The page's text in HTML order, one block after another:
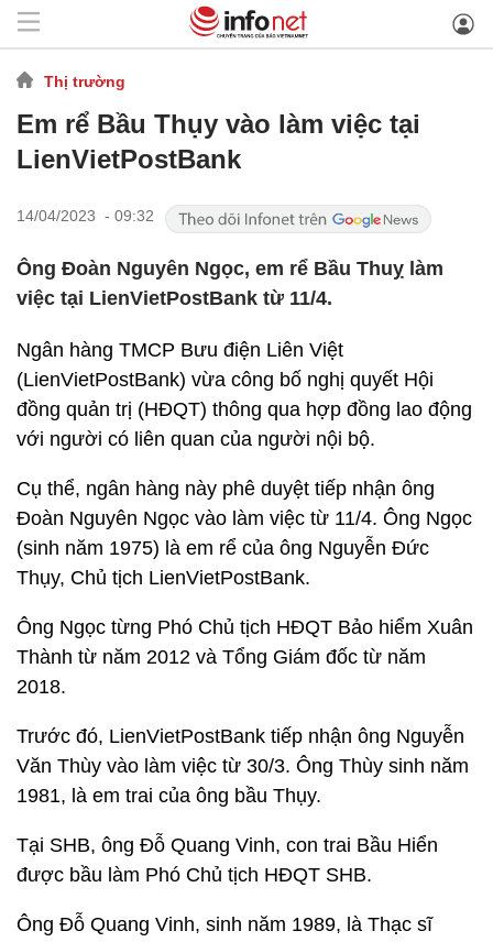
Thị trường
Em rể Bầu Thụy vào làm việc tại
LienVietPostBank
14/04/2023 - 09:32
Ông Đoàn Nguyên Ngọc, em rể Bầu Thuỵ làm
việc tại LienVietPostBank từ 11/4.
Ngân hàng TMCP Bưu điện Liên Việt
(LienVietPostBank) vừa công bố nghị quyết Hội
đồng quản trị (HĐQT) thông qua hợp đồng lao động
với người có liên quan của người nội bộ.
Cụ thể, ngân hàng này phê duyệt tiếp nhận ông
Đoàn Nguyên Ngọc vào làm việc từ 11/4. Ông Ngọc
(sinh năm 1975) là em rể của ông Nguyễn Đức
Thụy, Chủ tịch LienVietPostBank.
Ông Ngọc từng Phó Chủ tịch HĐQT Bảo hiểm Xuân
Thành từ năm 2012 và Tổng Giám đốc từ năm
2018.
Trước đó, LienVietPostBank tiếp nhận ông Nguyễn
Văn Thùy vào làm việc từ 30/3. Ông Thùy sinh năm
1981, là em trai của ông bầu Thụy.
Tại SHB, ông Đỗ Quang Vinh, con trai Bầu Hiển
được bầu làm Phó Chủ tịch HĐQT SHB.
Ông Đỗ Quang Vinh, sinh năm 1989, là Thạc sĩ